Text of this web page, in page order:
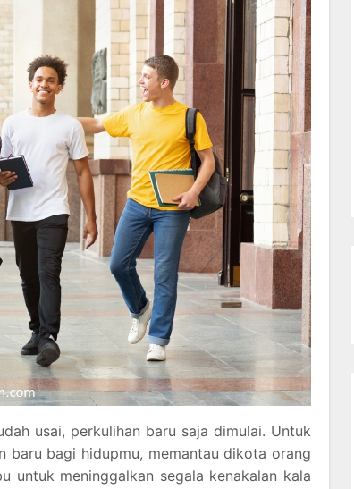
usai, perkulihan baru saja dimulai. Untuk
baru bagi hidupmu, memantau dikota orang
untuk meninggalkan segala kenakalan kala